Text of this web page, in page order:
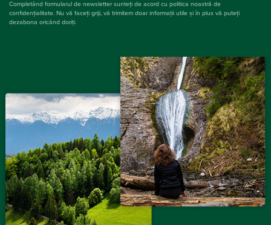
Completând formularul de newsletter sunteți de acord cu politica noastră de
confidențialitate. Nu vă faceți griji, vă trimitem doar informații utile și în plus vă puteți
dezabona oricând doriți.